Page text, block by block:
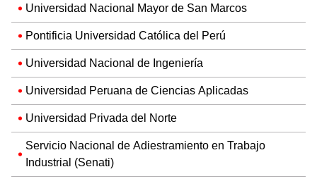
Universidad Nacional Mayor de San Marcos
Pontificia Universidad Católica del Perú
Universidad Nacional de Ingeniería
Universidad Peruana de Ciencias Aplicadas
Universidad Privada del Norte
Servicio Nacional de Adiestramiento en Trabajo
Industrial (Senati)